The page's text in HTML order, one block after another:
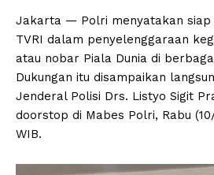
Jakarta — Polri menyatakan siap
TVRI dalam penyelenggaraan
atau nobar Piala Dunia di
Dukungan itu disampaikan
Jenderal Polisi Drs. Listyo Sigit
doorstop di Mabes Polri, Rabu
WIB.